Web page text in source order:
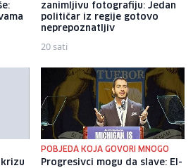
zanimljivu fotografiju: Jedan
političar iz regije gotovo
neprepoznatljiv
20 sati
POBJEDA KOJA GOVORI MNOGO
Progresivci mogu da slave: El-